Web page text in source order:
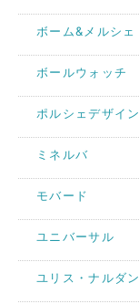
ボーム&メルシェ
ボールウォッチ
ポルシェデザイン
ミネルバ
モバード
ユニバーサル
ユリス・ナルダン